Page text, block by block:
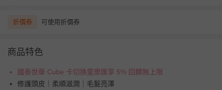
折價券 可使用折價券
商品特色
國泰世華 Cube 卡切換童樂匯享 5% 回饋無上限
修護頭皮｜柔順滋潤｜毛髮亮澤